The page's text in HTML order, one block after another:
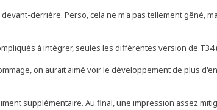
derrière. Perso, cela ne m'a pas tellement gêné,
à intégrer, seules les différentes version de T34
on aurait aimé voir le développement de plus
supplémentaire. Au final, une impression assez